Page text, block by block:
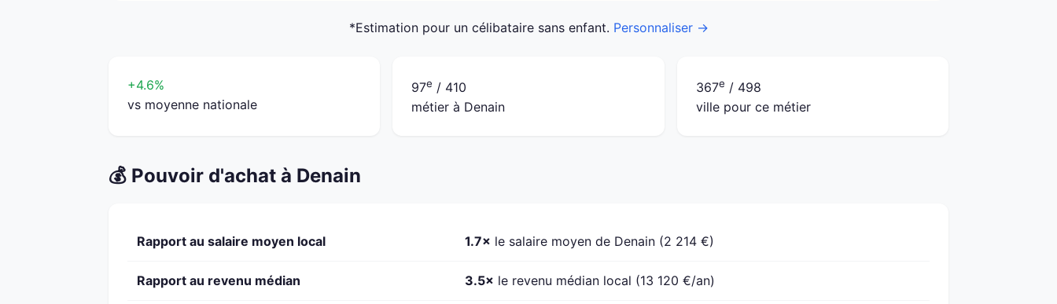
*Estimation pour un célibataire sans enfant. Personnaliser →
+4.6%
vs moyenne nationale
97e / 410
métier à Denain
367e / 498
ville pour ce métier
💰 Pouvoir d'achat à Denain
Rapport au salaire moyen local 1.7× le salaire moyen de Denain (2 214 €)
Rapport au revenu médian 3.5× le revenu médian local (13 120 €/an)